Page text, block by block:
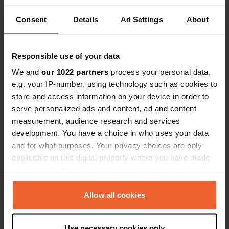
Consent Details Ad Settings About
Responsible use of your data
We and our 1022 partners process your personal data,
e.g. your IP-number, using technology such as cookies to
store and access information on your device in order to
serve personalized ads and content, ad and content
measurement, audience research and services
development. You have a choice in who uses your data
and for what purposes. Your privacy choices are only
applicable on this digital property where you have made
any time from the Cookie Declaration or by clicking on
the Privacy trigger icon.Allow all cookies
Een foto toegevoegd aan
—ongeveer 2 jaar